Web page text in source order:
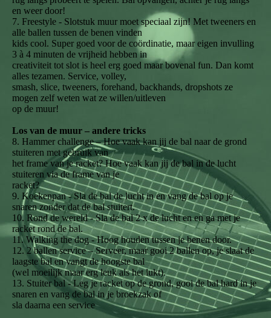
en weer door!
7. Freestyle - Slotstuk muur moet speciaal zijn! Met tweeners en
alle ballen tussen de benen vinden
kids cool. Super goed voor de coördinatie, maar eigen invulling
3 à 4 minuten de vrijheid hebben in
creativiteit tot slot is heel erg goed maar bovenal fun. Dan komt
alles tezamen. Service, volley,
smash, slice, tweeners, forehand, backhands, dropshots ze
mogen zelf weten wat ze willen/uitleven
op de muur!
Los van de muur – andere tricks
8. Hammer challenge – Hoe vaak kan jij de bal naar de grond
stuiteren met gebruik van
het frame van je racket? Hoe vaak kan jij de bal in de lucht
stuiteren via de frame van je
racket?
9. Koekenpan - Sla de bal de lucht in en vang de bal op je
snaren zonder dat de bal stuitert.
10. Rond de wereld - Sla de bal 2 x de lucht en en ga met je
racket rond de bal.
11. Walking the dog - Hoog houden tussen je benen door.
12. 2 ballen service – Serveer, maar gooi 2 ballen op, je slaat de
laagste bal en vangt de hoogste bal
(wel moeilijk maar erg leuk als het lukt).
13. Stuiter bal - Leg je racket op de grond, gooi de bal hard in je
snaren en vang de bal in je broekzak of
sla daarna een service